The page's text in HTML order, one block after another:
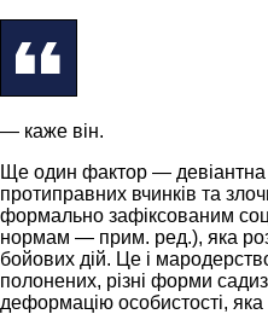
— каже він.
Ще один фактор — девіантна
протиправних вчинків та
формально зафіксованим
нормам — прим. ред.), яка
бойових дій. Це і
полонених, різні форми
деформацію особистості,